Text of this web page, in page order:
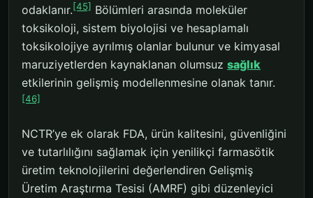
odaklanır.[45] Bölümleri arasında moleküler
toksikoloji, sistem biyolojisi ve hesaplamalı
toksikolojiye ayrılmış olanlar bulunur ve kimyasal
maruziyetlerden kaynaklanan olumsuz sağlık
etkilerinin gelişmiş modellenmesine olanak tanır.
[46]
NCTR’ye ek olarak FDA, ürün kalitesini, güvenliğini
ve tutarlılığını sağlamak için yenilikçi farmasötik
üretim teknolojilerini değerlendiren Gelişmiş
Üretim Araştırma Tesisi (AMRF) gibi düzenleyici